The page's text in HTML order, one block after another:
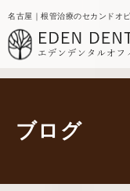
ブログ